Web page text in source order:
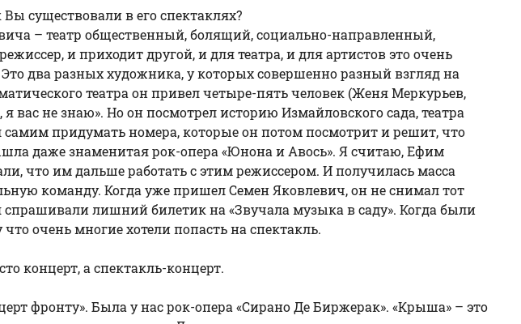
существовали в его спектаклях?
– театр общественный, болящий, социально-направленный,
и приходит другой, и для театра, и для артистов это очень
два разных художника, у которых совершенно разный взгляд на
театра он привел четыре-пять человек (Женя Меркурьев,
вас не знаю». Но он посмотрел историю Измайловского сада, театра
придумать номера, которые он потом посмотрит и решит, что
даже знаменитая рок-опера «Юнона и Авось». Я считаю, Ефим
что им дальше работать с этим режиссером. И получилась масса
команду. Когда уже пришел Семен Яковлевич, он не снимал тот
лишний билетик на «Звучала музыка в саду». Когда были
очень многие хотели попасть на спектакль.
концерт, а спектакль-концерт.
фронту». Была у нас рок-опера «Сирано Де Биржерак». «Крыша» – это